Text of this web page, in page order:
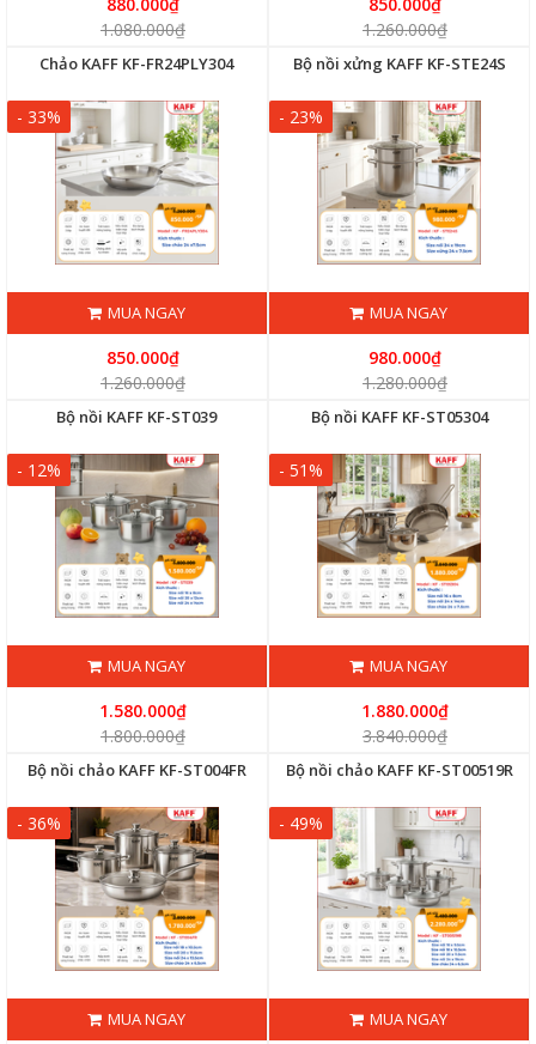
880.000₫
1.080.000₫
850.000₫
1.260.000₫
Chảo KAFF KF-FR24PLY304
- 33%
MUA NGAY
850.000₫
1.260.000₫
Bộ nồi xửng KAFF KF-STE24S
- 23%
MUA NGAY
980.000₫
1.280.000₫
Bộ nồi KAFF KF-ST039
- 12%
MUA NGAY
1.580.000₫
1.800.000₫
Bộ nồi KAFF KF-ST05304
- 51%
MUA NGAY
1.880.000₫
3.840.000₫
Bộ nồi chảo KAFF KF-ST004FR
- 36%
MUA NGAY
Bộ nồi chảo KAFF KF-ST00519R
- 49%
MUA NGAY